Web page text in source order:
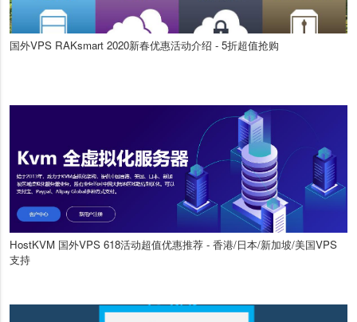
国外VPS RAKsmart 2020新春优惠活动介绍 - 5折超值抢购
HostKVM 国外VPS 618活动超值优惠推荐 - 香港/日本/新加坡/美国VPS
支持